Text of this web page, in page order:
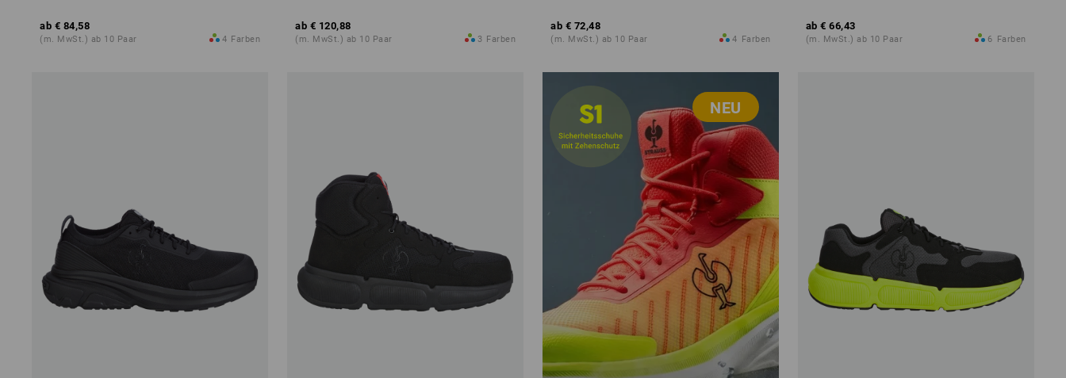
ab € 84,58
(m. MwSt.) ab 10 Paar 4 Farben
ab € 120,88
(m. MwSt.) ab 10 Paar 3 Farben
ab € 72,48
(m. MwSt.) ab 10 Paar 4 Farben
ab € 66,43
(m. MwSt.) ab 10 Paar 6 Farben
NEU